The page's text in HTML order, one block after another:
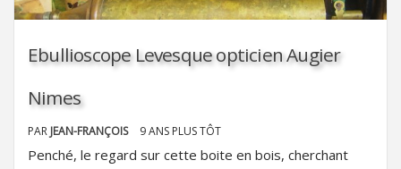
Ebullioscope Levesque opticien Augier
Nimes
PAR JEAN-FRANÇOIS 9 ANS PLUS TÔT
Penché, le regard sur cette boite en bois, cherchant